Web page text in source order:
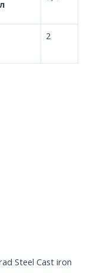
2
Steel Cast iron